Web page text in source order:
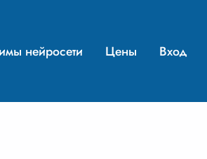
нейросети Цены Вход